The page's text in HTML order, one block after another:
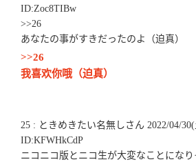
ID:Zoc8TIBw
>>26
あなたの事がすきだったのよ（迫真）
>>26
我喜欢你哦（迫真）
25 : ときめきたい名無しさん 2022/04/
ID:KFWHkCdP
ニコニコ版とニコ生が大変なことになり